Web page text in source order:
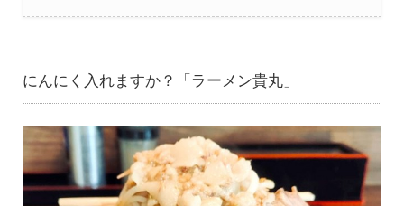
にんにく入れますか？「ラーメン貴丸」